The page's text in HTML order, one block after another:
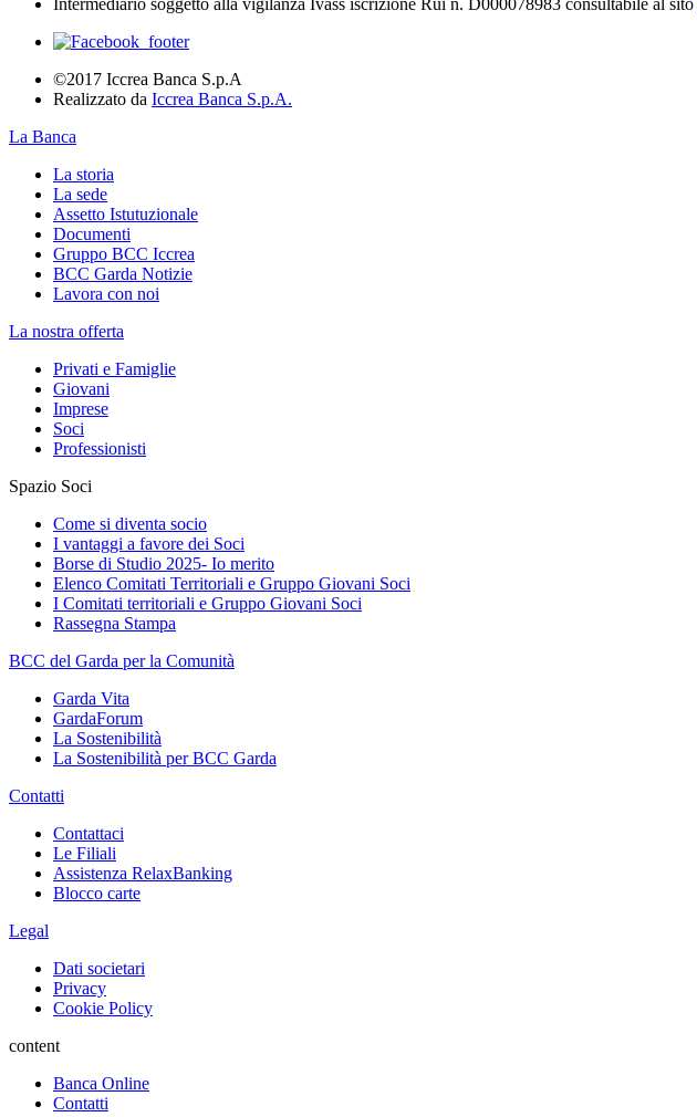
©2017 Iccrea Banca S.p.A
Realizzato da Iccrea Banca S.p.A.
La Banca
La storia
La sede
Assetto Istutuzionale
Documenti
Gruppo BCC Iccrea
BCC Garda Notizie
Lavora con noi
La nostra offerta
Privati e Famiglie
Giovani
Imprese
Soci
Professionisti
Spazio Soci
Come si diventa socio
I vantaggi a favore dei Soci
Borse di Studio 2025- Io merito
Elenco Comitati Territoriali e Gruppo Giovani Soci
I Comitati territoriali e Gruppo Giovani Soci
Rassegna Stampa
BCC del Garda per la Comunità
Garda Vita
GardaForum
La Sostenibilità
La Sostenibilità per BCC Garda
Contatti
Contattaci
Le Filiali
Assistenza RelaxBanking
Blocco carte
Legal
Dati societari
Privacy
Cookie Policy
content
Banca Online
Contatti